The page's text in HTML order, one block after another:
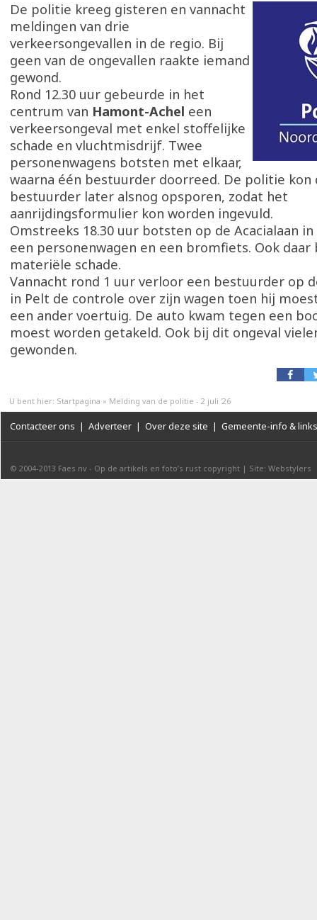
De politie kreeg gisteren en vannacht
meldingen van drie
verkeersongevallen in de regio. Bij
geen van de ongevallen raakte iemand
gewond.
Rond 12.30 uur gebeurde in het
centrum van Hamont-Achel een
verkeersongeval met enkel stoffelijke
schade en vluchtmisdrijf. Twee
personenwagens botsten met elkaar,
waarna één bestuurder doorreed. De politie
bestuurder later alsnog opsporen, zodat het
aanrijdingsformulier kon worden ingevuld.
Omstreeks 18.30 uur botsten op de Acacialaan in
een personenwagen en een bromfiets. Ook
materiële schade.
Vannacht rond 1 uur verloor een bestuurder op
in Pelt de controle over zijn wagen toen hij
een ander voertuig. De auto kwam tegen een
moest worden getakeld. Ook bij dit ongeval
gewonden.
U bent hier: Startpagina » Melding van de politie - 2 juli '26
Contacteer ons | Adverteer | Over deze site | Gemeente-info & links
© 2004-2013 Faes nv - Op de artikels en foto’s rust copyright | Site: Webstylers